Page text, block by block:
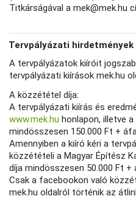
Titkárságával a mek@mek.hu
Tervpályázati
A tervpályázatok kiíróit
tervpályázati kiírások mek.hu
A közzététel díja:
A tervpályázati kiírás és
www.mek.hu honlapon, illetve
mindösszesen 150.000 Ft +
Amennyiben a kiíró kéri a
közzétételi a Magyar Építész
díja mindösszesen 50.000 Ft +
Csak a facebookon való
mek.hu oldalról történik az